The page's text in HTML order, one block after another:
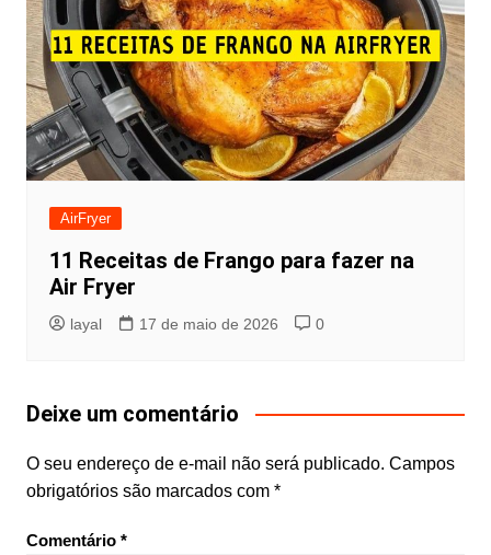
AirFryer
11 Receitas de Frango para fazer na
Air Fryer
layal 17 de maio de 2026 0
Deixe um comentário
O seu endereço de e-mail não será publicado. Campos
obrigatórios são marcados com *
Comentário *